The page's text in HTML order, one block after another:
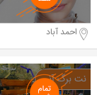
احمد آباد